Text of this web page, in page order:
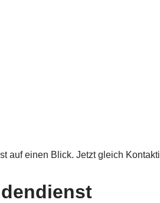
auf einen Blick. Jetzt gleich